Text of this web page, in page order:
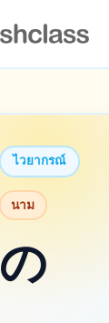
ไวยากรณ์
นาม
の